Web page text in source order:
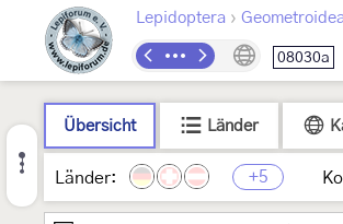
Lepidoptera › Geometroidea
08030a
Übersicht Länder
Länder: +5